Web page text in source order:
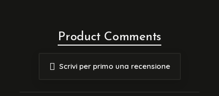
Product Comments
Scrivi per primo una recensione